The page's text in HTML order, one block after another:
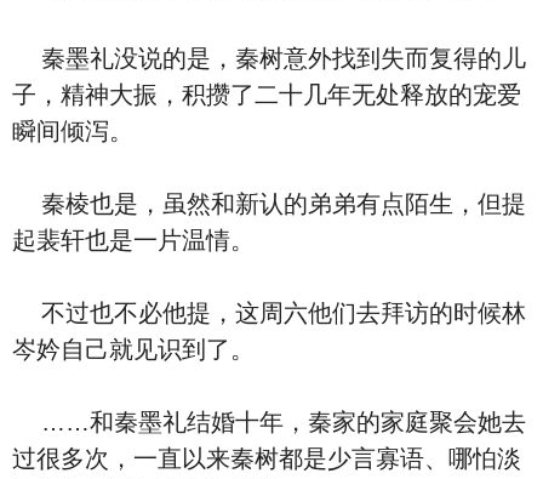
秦墨礼没说的是，秦树意外找到失而复得的儿
子，精神大振，积攒了二十几年无处释放的宠爱
瞬间倾泻。
秦棱也是，虽然和新认的弟弟有点陌生，但提
起裴轩也是一片温情。
不过也不必他提，这周六他们去拜访的时候林
岑妗自己就见识到了。
……和秦墨礼结婚十年，秦家的家庭聚会她去
过很多次，一直以来秦树都是少言寡语、哪怕淡